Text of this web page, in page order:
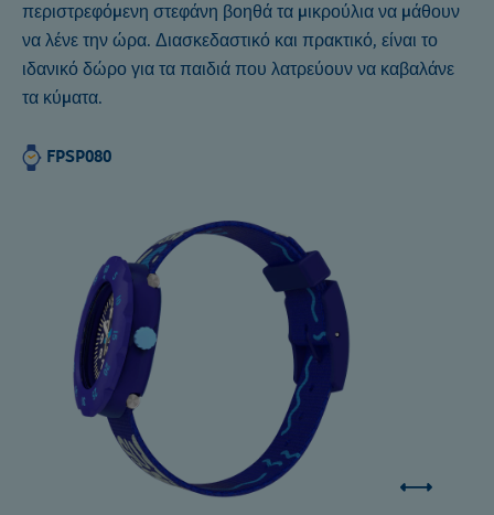
περιστρεφόμενη στεφάνη βοηθά τα μικρούλια να μάθουν
να λένε την ώρα. Διασκεδαστικό και πρακτικό, είναι το
ιδανικό δώρο για τα παιδιά που λατρεύουν να καβαλάνε
τα κύματα.
FPSP080